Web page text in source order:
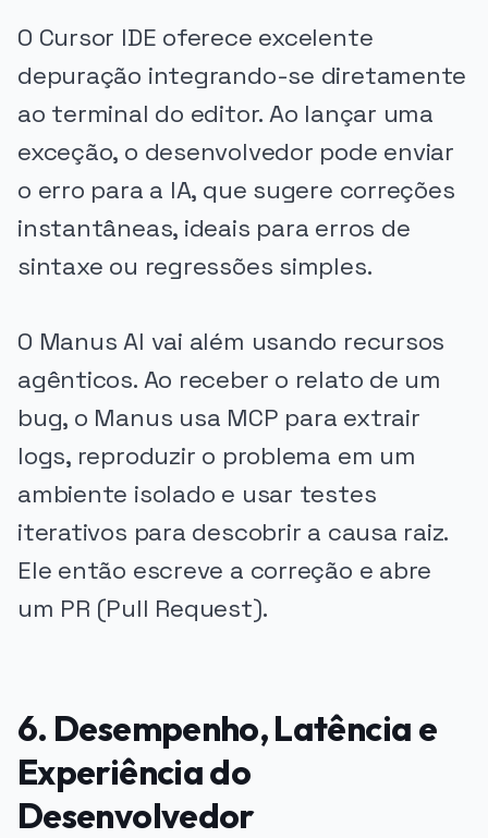
O Cursor IDE oferece excelente
depuração integrando-se diretamente
ao terminal do editor. Ao lançar uma
exceção, o desenvolvedor pode enviar
o erro para a IA, que sugere correções
instantâneas, ideais para erros de
sintaxe ou regressões simples.
O Manus AI vai além usando recursos
agênticos. Ao receber o relato de um
bug, o Manus usa MCP para extrair
logs, reproduzir o problema em um
ambiente isolado e usar testes
iterativos para descobrir a causa raiz.
Ele então escreve a correção e abre
um PR (Pull Request).
6. Desempenho, Latência e
Experiência do
Desenvolvedor